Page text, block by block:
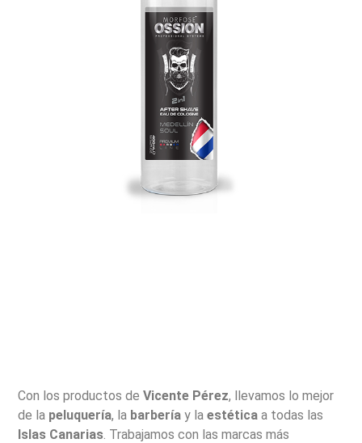
Con los productos deVicente Pérez, llevamos lo mejor
de la peluquería, la barbería y laestética a todas las
Islas Canarias . Trabajamos con las marcas más